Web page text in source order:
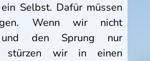
Selbst. Dafür müssen
Wenn wir nicht
und den Sprung nur
stürzen wir in einen